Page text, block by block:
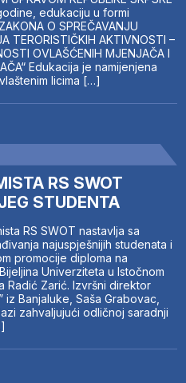
edukaciju u formi
O SPREČAVANJU
TERORISTIČKIH AKTIVNOSTI –
OVLAŠĆENIH MJENJAČA I
Edukacija je namijenjena
licima […]
RS SWOT
STUDENTA
RS SWOT nastavlja sa
najuspješnijih studenata i
promocije diploma na
Univerziteta u Istočnom
Radić Zarić. Izvršni direktor
Banjaluke, Saša Grabovac,
zahvaljujući odličnoj saradnji